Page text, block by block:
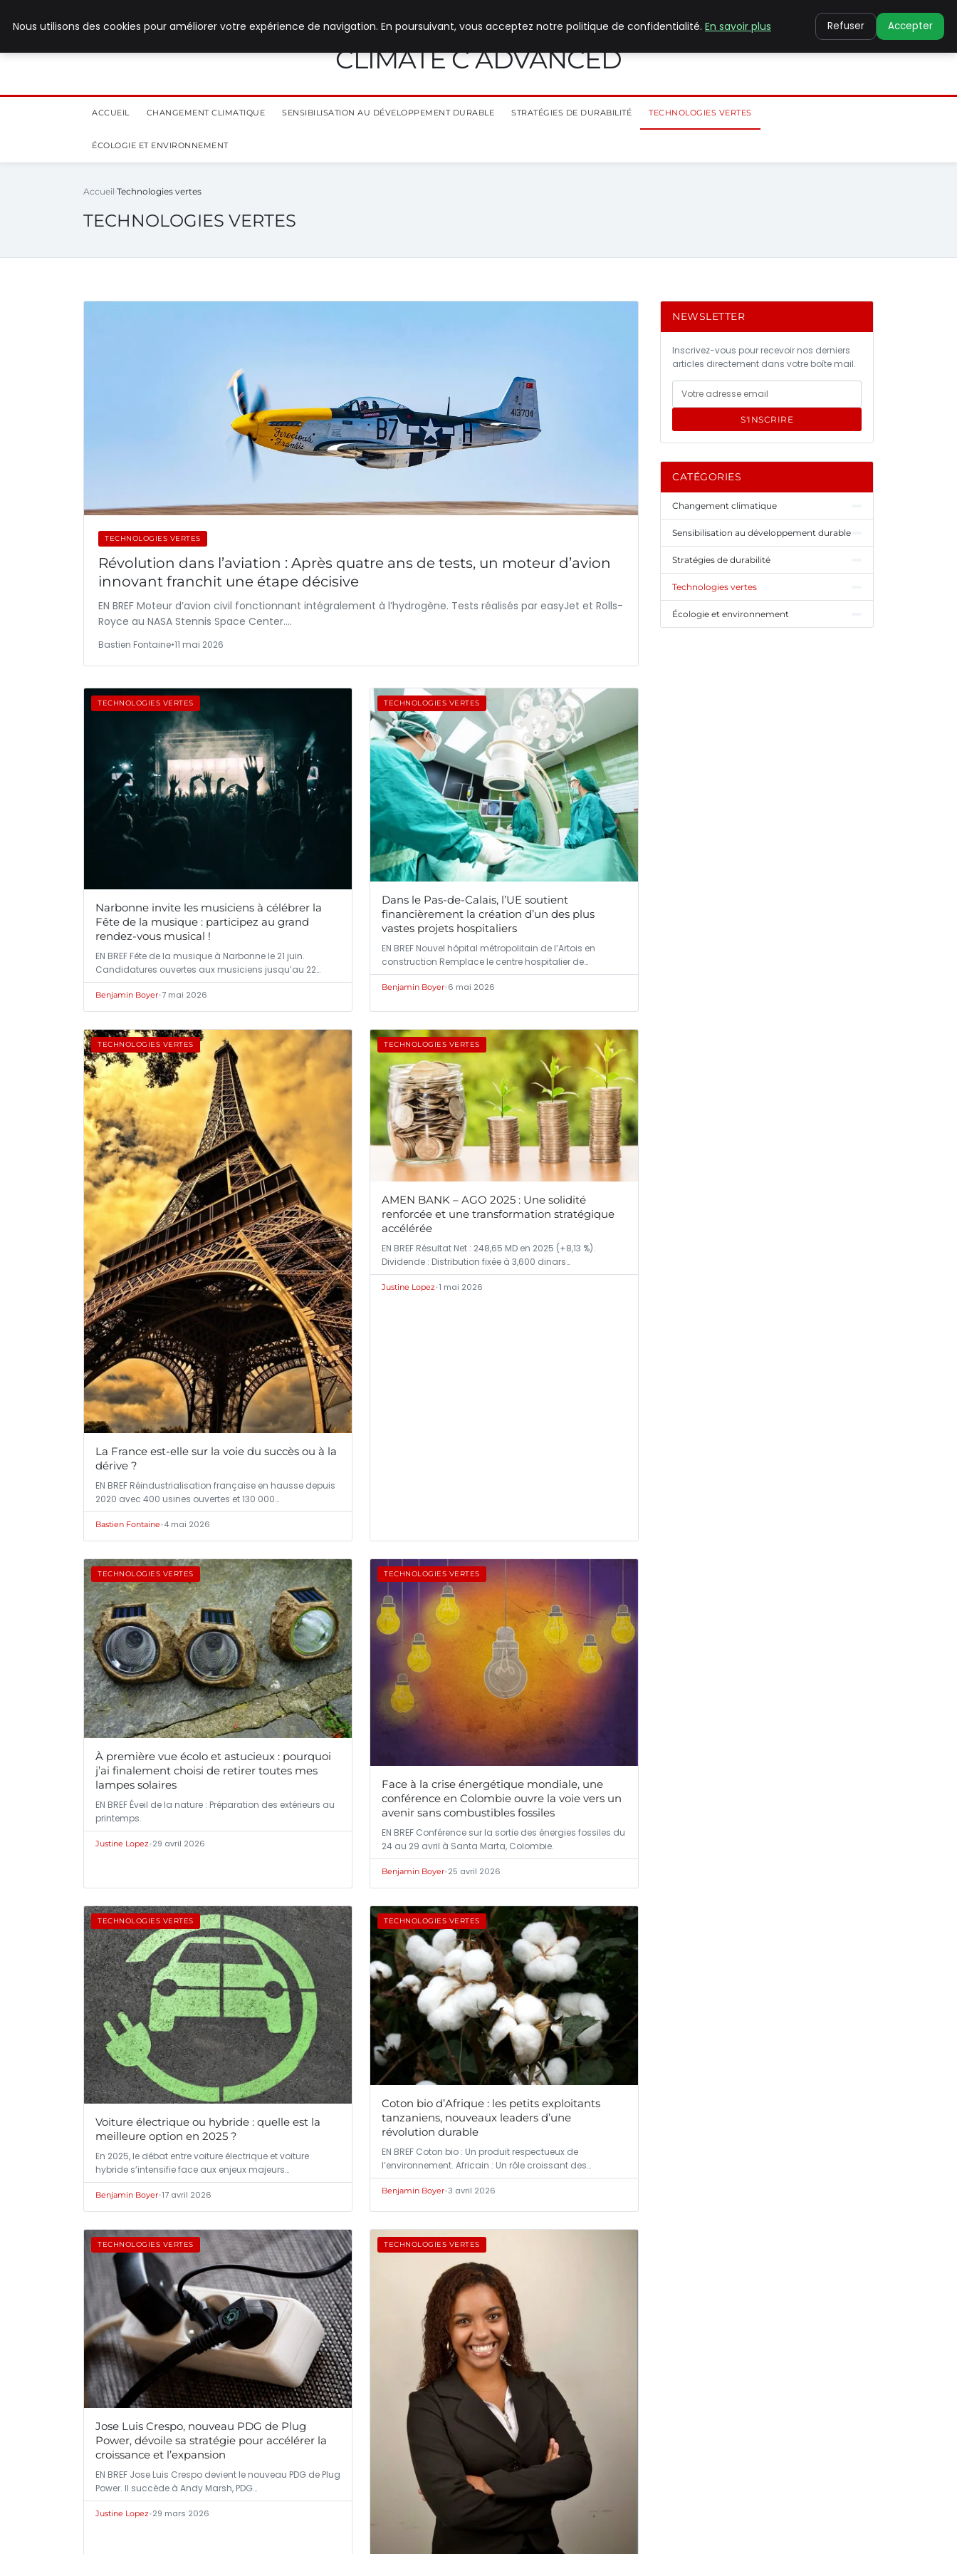
CLIMATE C ADVANCED
ACCUEIL CHANGEMENT CLIMATIQUE SENSIBILISATION AU DÉVELOPPEMENT DURABLE STRATÉGIES DE DURABILITÉ TECHNOLOGIES VERTES
ÉCOLOGIE ET ENVIRONNEMENT
Accueil Technologies vertes
TECHNOLOGIES VERTES
TECHNOLOGIES VERTES
Révolution dans l’aviation : Après quatre ans de tests, un moteur d’avion
innovant franchit une étape décisive
EN BREF Moteur d’avion civil fonctionnant intégralement à l’hydrogène. Tests réalisés par easyJet et Rolls-
Royce au NASA Stennis Space Center.…
Bastien Fontaine•11 mai 2026
TECHNOLOGIES VERTES
Narbonne invite les musiciens à célébrer la
Fête de la musique : participez au grand
rendez-vous musical !
EN BREF Fête de la musique à Narbonne le 21 juin.
Candidatures ouvertes aux musiciens jusqu’au 22…
Benjamin Boyer•7 mai 2026
TECHNOLOGIES VERTES
Dans le Pas-de-Calais, l’UE soutient
financièrement la création d’un des plus
vastes projets hospitaliers
EN BREF Nouvel hôpital métropolitain de l’Artois en
construction Remplace le centre hospitalier de…
Benjamin Boyer•6 mai 2026
TECHNOLOGIES VERTES
La France est-elle sur la voie du succès ou à la
dérive ?
EN BREF Réindustrialisation française en hausse depuis
2020 avec 400 usines ouvertes et 130 000…
Bastien Fontaine•4 mai 2026
TECHNOLOGIES VERTES
AMEN BANK – AGO 2025 : Une solidité
renforcée et une transformation stratégique
accélérée
EN BREF Résultat Net : 248,65 MD en 2025 (+8,13 %).
Dividende : Distribution fixée à 3,600 dinars…
Justine Lopez•1 mai 2026
TECHNOLOGIES VERTES
À première vue écolo et astucieux : pourquoi
j’ai finalement choisi de retirer toutes mes
lampes solaires
EN BREF Éveil de la nature : Préparation des extérieurs au
printemps.
Justine Lopez•29 avril 2026
TECHNOLOGIES VERTES
Face à la crise énergétique mondiale, une
conférence en Colombie ouvre la voie vers un
avenir sans combustibles fossiles
EN BREF Conférence sur la sortie des énergies fossiles du
24 au 29 avril à Santa Marta, Colombie.
Benjamin Boyer•25 avril 2026
TECHNOLOGIES VERTES
Voiture électrique ou hybride : quelle est la
meilleure option en 2025 ?
En 2025, le débat entre voiture électrique et voiture
hybride s’intensifie face aux enjeux majeurs…
Benjamin Boyer•17 avril 2026
TECHNOLOGIES VERTES
Coton bio d’Afrique : les petits exploitants
tanzaniens, nouveaux leaders d’une
révolution durable
EN BREF Coton bio : Un produit respectueux de
l’environnement. Africain : Un rôle croissant des…
Benjamin Boyer•3 avril 2026
TECHNOLOGIES VERTES
Jose Luis Crespo, nouveau PDG de Plug
Power, dévoile sa stratégie pour accélérer la
croissance et l’expansion
EN BREF Jose Luis Crespo devient le nouveau PDG de Plug
Power. Il succède à Andy Marsh, PDG…
Justine Lopez•29 mars 2026
TECHNOLOGIES VERTES
NEWSLETTER
Inscrivez-vous pour recevoir nos derniers
articles directement dans votre boîte mail.
S'INSCRIRE
CATÉGORIES
Changement climatique
Sensibilisation au développement durable
Stratégies de durabilité
Technologies vertes
Écologie et environnement
Nous utilisons des cookies pour améliorer votre expérience de navigation. En poursuivant, vous acceptez notre politique de confidentialité. En savoir plus Refuser Accepter